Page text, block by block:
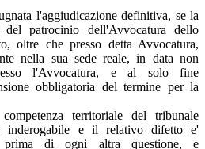
l'aggiudicazione definitiva, se la
del patrocinio dell'Avvocatura dello
oltre che presso detta Avvocatura,
nella sua sede reale, in data non
l'Avvocatura, e al solo fine
obbligatoria del termine per la
territoriale del tribunale
inderogabile e il relativo difetto e'
prima di ogni altra questione, e